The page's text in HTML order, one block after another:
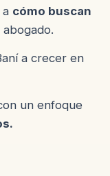
cómo buscan
a crecer en
un enfoque